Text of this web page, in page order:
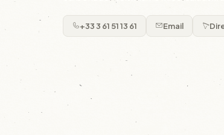
+33 3 61 51 13 61 Email